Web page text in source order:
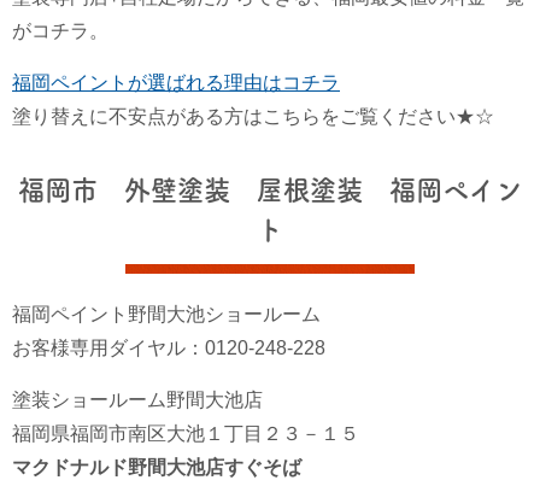
がコチラ。
福岡ペイントが選ばれる理由はコチラ
塗り替えに不安点がある方はこちらをご覧ください★☆
福岡市 外壁塗装 屋根塗装 福岡ペイン
ト
福岡ペイント野間大池ショールーム
お客様専用ダイヤル：0120-248-228
塗装ショールーム野間大池店
福岡県福岡市南区大池１丁目２３－１５
マクドナルド野間大池店すぐそば